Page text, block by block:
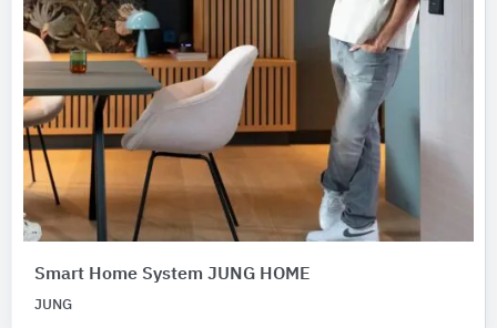
Smart Home System JUNG HOME
JUNG